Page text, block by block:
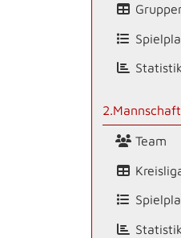
Statistik
2.Mannschaft
Team
Statistik